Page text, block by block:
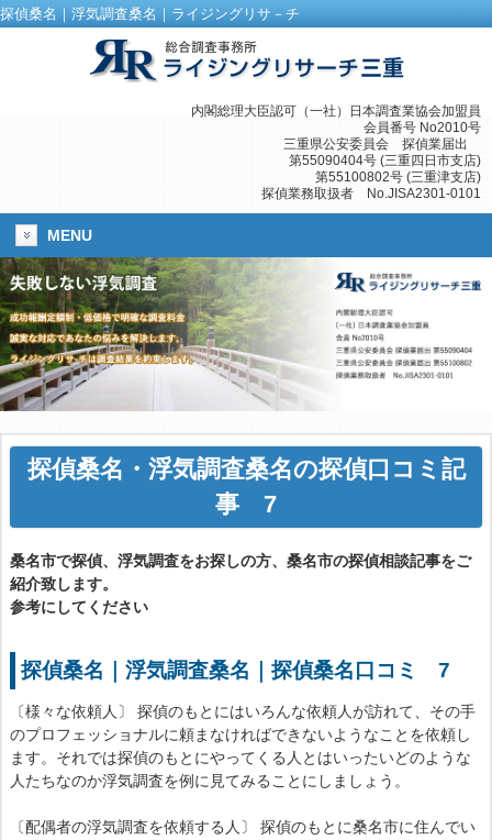
探偵桑名｜浮気調査桑名｜ライジングリサ－チ
内閣総理大臣認可（一社）日本調査業協会加盟員
会員番号 No2010号
三重県公安委員会 探偵業届出
第55090404号 (三重四日市支店)
第55100802号 (三重津支店)
探偵業務取扱者 No.JISA2301-0101
MENU
探偵桑名 ・ 浮気調査桑名の探偵口コミ記
事 7
桑名市で探偵、浮気調査をお探しの方、桑名市の探偵相談記事をご
紹介致します。
参考にしてください
探偵桑名｜浮気調査桑名｜探偵桑名口コミ 7
〔様々な依頼人〕 探偵のもとにはいろんな依頼人が訪れて、その手
のプロフェッショナルに頼まなければできないようなことを依頼し
ます。それでは探偵のもとにやってくる人とはいったいどのような
人たちなのか浮気調査を例に見てみることにしましょう。
〔配偶者の浮気調査を依頼する人〕 探偵のもとに桑名市に住んでい